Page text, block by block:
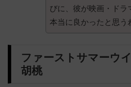
びに、彼が映画・ドラ
本当に良かったと思う
ファーストサマーウ
胡桃